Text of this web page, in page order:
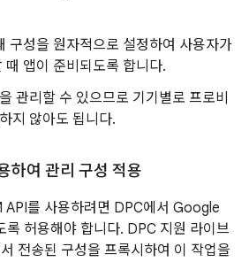
구성을 원자적으로 설정하여 사용자가
때 앱이 준비되도록 합니다.
관리할 수 있으므로 기기별로 프로비
지 않아도 됩니다.
하여 관리 구성 적용
API를 사용하려면 DPC에서 Google
록 허용해야 합니다. DPC 지원 라이브
전송된 구성을 프록시하여 이 작업을